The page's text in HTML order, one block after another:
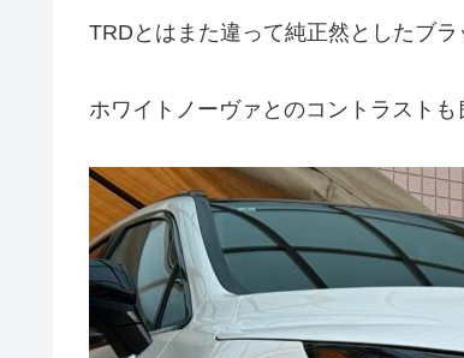
TRDとはまた違って純正然としたブ
ホワイトノーヴァとのコントラスト